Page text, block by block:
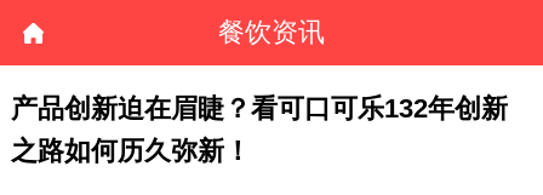
餐饮资讯
产品创新迫在眉睫？看可口可乐132年创新
之路如何历久弥新！